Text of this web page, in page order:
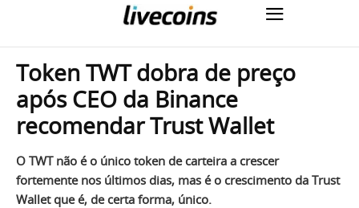
Token TWT dobra de preço
após CEO da Binance
recomendar Trust Wallet
O TWT não é o único token de carteira a crescer
fortemente nos últimos dias, mas é o crescimento da Trust
Wallet que é, de certa forma, único.